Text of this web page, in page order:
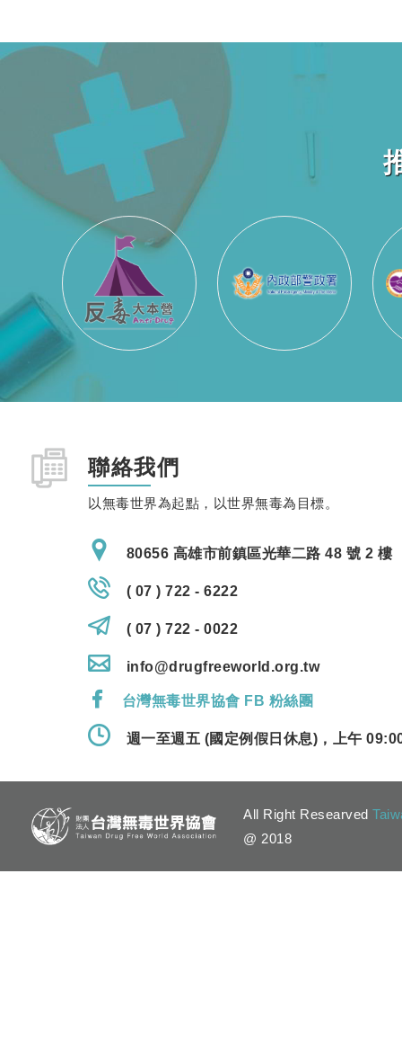
聯絡我們
以無毒世界為起點，以世界無毒為目標。
80656 高雄市前鎮區光華二路 48 號 2 樓
( 07 ) 722 - 6222
( 07 ) 722 - 0022
info@drugfreeworld.org.tw
台灣無毒世界協會 FB 粉絲團
週一至週五 (國定例假日休息)，上午
All Right Researved
@ 2018